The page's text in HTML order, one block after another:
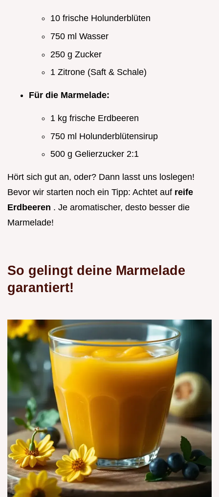
10 frische Holunderblüten
750 ml Wasser
250 g Zucker
1 Zitrone (Saft & Schale)
Für die Marmelade:
1 kg frische Erdbeeren
750 ml Holunderblütensirup
500 g Gelierzucker 2:1
Hört sich gut an, oder? Dann lasst uns loslegen!
Bevor wir starten noch ein Tipp: Achtet auf reife
Erdbeeren . Je aromatischer, desto besser die
Marmelade!
So gelingt deine Marmelade
garantiert!